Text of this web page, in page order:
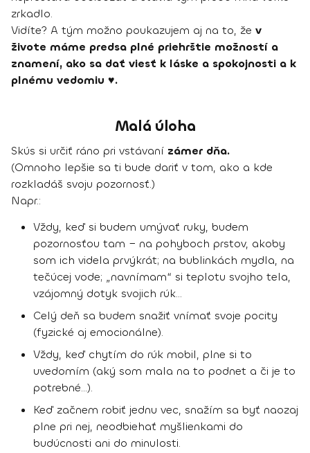
zrkadlo.
Vidíte? A tým možno poukazujem aj na to, že v
živote máme predsa plné priehrštie možností a
znamení, ako sa dať viesť k láske a spokojnosti a k
plnému vedomiu ♥.
Malá úloha
Skús si určiť ráno pri vstávaní zámer dňa.
(Omnoho lepšie sa ti bude dariť v tom, ako a kde
rozkladáš svoju pozornosť.)
Napr.:
Vždy, keď si budem umývať ruky, budem
pozornosťou tam − na pohyboch prstov, akoby
som ich videla prvýkrát; na bublinkách mydla, na
tečúcej vode; „navnímam“ si teplotu svojho tela,
vzájomný dotyk svojich rúk...
Celý deň sa budem snažiť vnímať svoje pocity
(fyzické aj emocionálne).
Vždy, keď chytím do rúk mobil, plne si to
uvedomím (aký som mala na to podnet a či je to
potrebné...).
Keď začnem robiť jednu vec, snažím sa byť naozaj
plne pri nej, neodbiehať myšlienkami do
budúcnosti ani do minulosti.